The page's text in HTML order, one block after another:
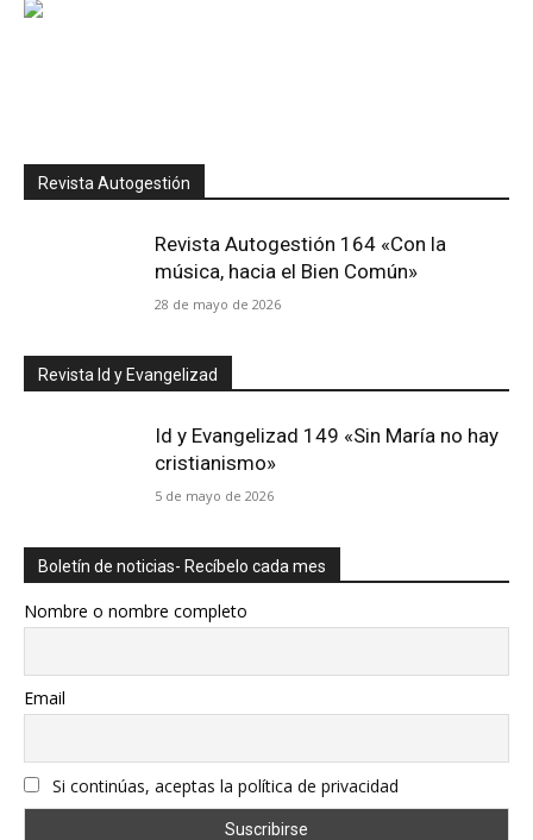
Revista Autogestión
Revista Autogestión 164 «Con la
música, hacia el Bien Común»
28 de mayo de 2026
Revista Id y Evangelizad
Id y Evangelizad 149 «Sin María no hay
cristianismo»
5 de mayo de 2026
Boletín de noticias- Recíbelo cada mes
Nombre o nombre completo
Email
Si continúas, aceptas la política de privacidad